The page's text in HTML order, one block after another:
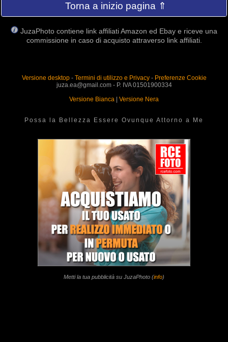
Torna a inizio pagina ⇑
JuzaPhoto contiene link affiliati Amazon ed Ebay e riceve una
commissione in caso di acquisto attraverso link affiliati.
Versione desktop- Termini di utilizzo e Privacy- Preferenze Cookie
juza.ea@gmail.com - P. IVA 01501900334
Versione Bianca
Versione Nera
Possa la Bellezza Essere Ovunque Attorno a Me
Metti la tua pubblicità su JuzaPhoto (info)